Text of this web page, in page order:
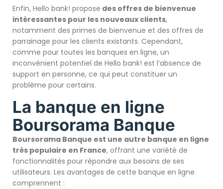
Enfin, Hello bank! propose des offres de bienvenue
intéressantes pour les nouveaux clients,
notamment des primes de bienvenue et des offres de
parrainage pour les clients existants. Cependant,
comme pour toutes les banques en ligne, un
inconvénient potentiel de Hello bank! est l’absence de
support en personne, ce qui peut constituer un
problème pour certains.
La banque en ligne
Boursorama Banque
Boursorama Banque est une autre banque en ligne
très populaire en France, offrant une variété de
fonctionnalités pour répondre aux besoins de ses
utilisateurs. Les avantages de cette banque en ligne
comprennent :